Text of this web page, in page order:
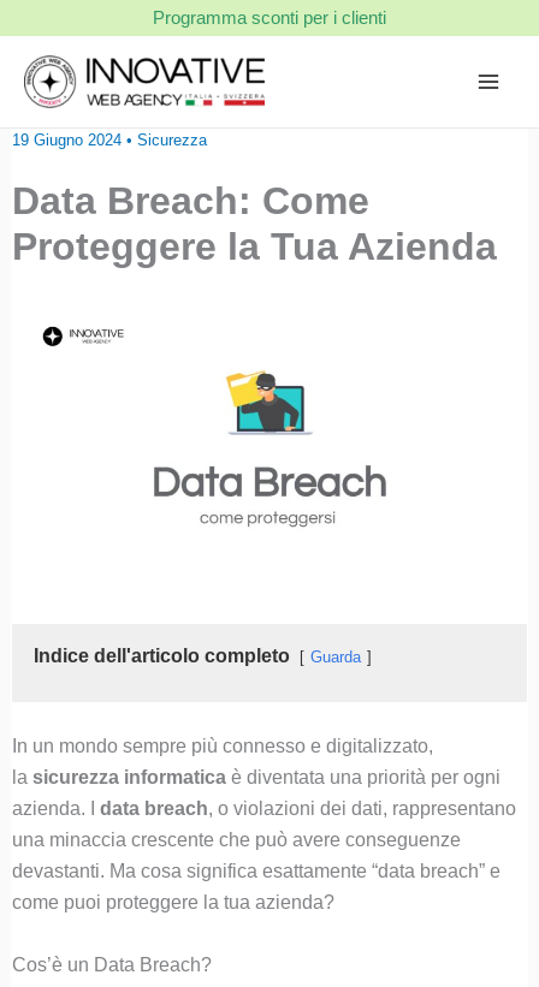
contenuto
Programma sconti per i clienti
19 Giugno 2024 • Sicurezza
Data Breach: Come
Proteggere la Tua Azienda
Indice dell'articolo completo Guarda
In un mondo sempre più connesso e digitalizzato,
la sicurezza informaticaè diventata una priorità per ogni
azienda. I data breach, o violazioni dei dati, rappresentano
una minaccia crescente che può avere conseguenze
devastanti. Ma cosa significa esattamente “data breach” e
come puoi proteggere la tua azienda?
Cos’è un Data Breach?